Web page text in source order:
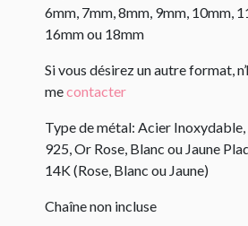
6mm, 7mm, 8mm, 9mm, 10mm,
16mm ou 18mm
Si vous désirez un autre format,
mecontacter
Type de métal: Acier
925, Or Rose, Blanc ou Jaune
14K (Rose, Blanc ou Jaune)
Chaîne non incluse